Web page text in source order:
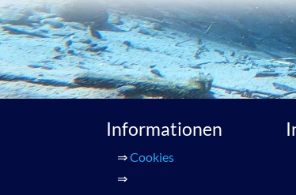
Informationen
⇒Cookies
⇒